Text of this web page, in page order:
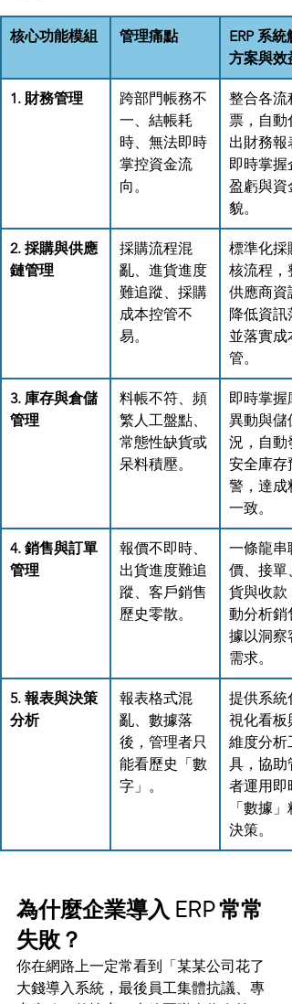
核心功能模組 管理痛點
ERP 系統
方案與效
1. 財務管理
跨部門帳務不
一、結帳耗
時、無法即時
掌控資金流
向。
整合各流
票，自動
出財務報
即時掌握
盈虧與資
貌。
2. 採購與供應
鏈管理
採購流程混
亂、進貨進度
難追蹤、採購
成本控管不
易。
標準化採
核流程，
供應商資
降低資訊
並落實成
管。
3. 庫存與倉儲
管理
料帳不符、頻
繁人工盤點、
常態性缺貨或
呆料積壓。
即時掌握
異動與儲
況，自動
安全庫存
警，達成
一致。
4. 銷售與訂單
管理
報價不即時、
出貨進度難追
蹤、客戶銷售
歷史零散。
一條龍串
價、接單
貨與收款
動分析銷
據以洞察
需求。
5. 報表與決策
分析
報表格式混
亂、數據落
後，管理者只
能看歷史「數
字」。
提供系統
視化看板
維度分析
具，協助
者運用即
「數據」
決策。
為什麼企業導入 ERP 常常
失敗？
你在網路上一定常看到「某某公司花了
大錢導入系統，最後員工集體抗議、專